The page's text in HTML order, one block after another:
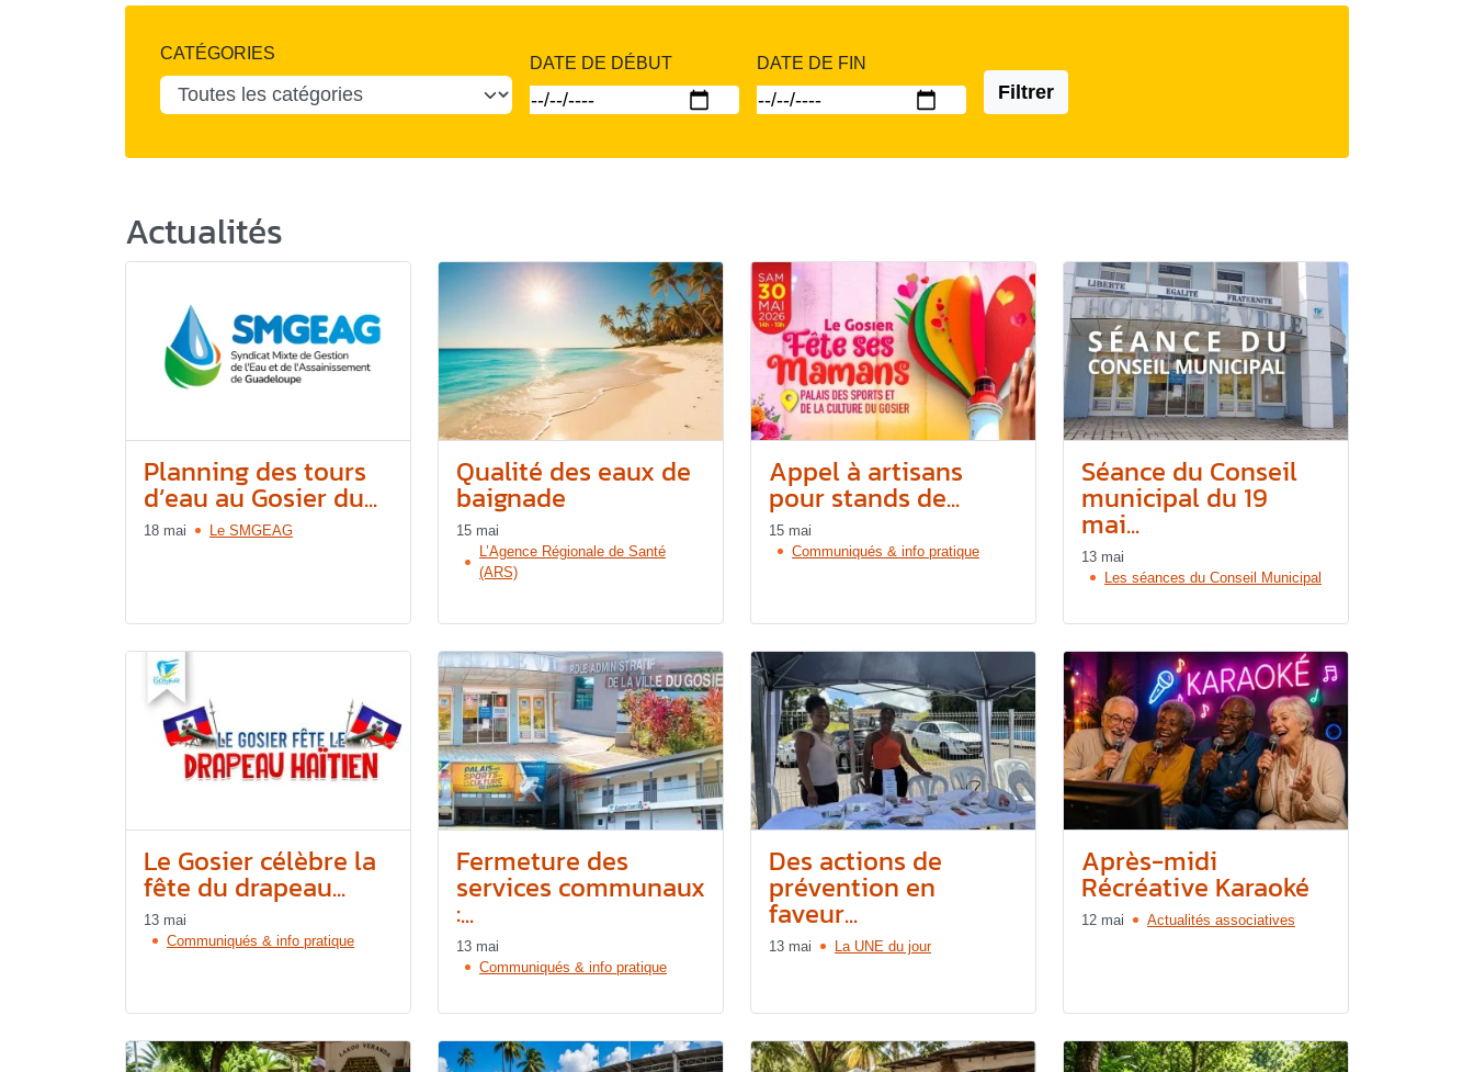
CATÉGORIES
DATE DE DÉBUT DATE DE FIN
Filtrer
Actualités
Planning des tours
d’eau au Gosier du...
18 mai Le SMGEAG
Qualité des eaux de
baignade
15 mai
L’Agence Régionale de Santé
(ARS)
Appel à artisans
pour stands de...
15 mai
Communiqués & info pratique
Séance du Conseil
municipal du 19
mai...
13 mai
Les séances du Conseil Municipal
Le Gosier célèbre la
fête du drapeau...
13 mai
Communiqués & info pratique
Fermeture des
services communaux
:...
13 mai
Communiqués & info pratique
Des actions de
prévention en
faveur...
13 mai La UNE du jour
Après-midi
Récréative Karaoké
12 mai Actualités associatives